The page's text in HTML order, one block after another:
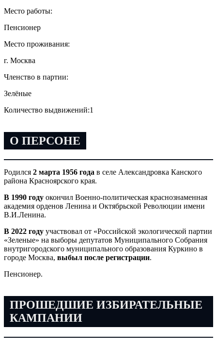
Место работы:
Пенсионер
Место проживания:
г. Москва
Членство в партии:
Зелёные
Количество выдвижений:1
О ПЕРСОНЕ
Родился 2 марта 1956 года в селе Александровка Канского
района Красноярского края.
В 1990 году окончил Военно-политическая краснознаменная
академия орденов Ленина и Октябрьской Революции имени
В.И.Ленина.
В 2022 году участвовал от «Российской экологической партии
«Зеленые» на выборы депутатов Муниципального Собрания
внутригородского муниципального образования Куркино в
городе Москва, выбыл после регистрации.
Пенсионер.
ПРОШЕДШИЕ ИЗБИРАТЕЛЬНЫЕ
КАМПАНИИ